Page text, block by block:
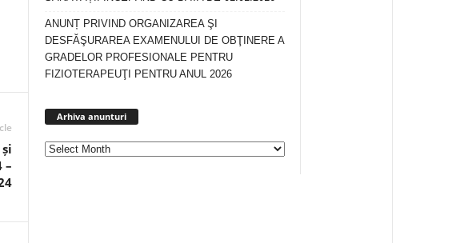
–
ANUNȚ PRIVIND ORGANIZAREA ŞI
DESFĂŞURAREA EXAMENULUI DE OBŢINERE A
GRADELOR PROFESIONALE PENTRU
FIZIOTERAPEUŢI PENTRU ANUL 2026
Arhiva anunturi